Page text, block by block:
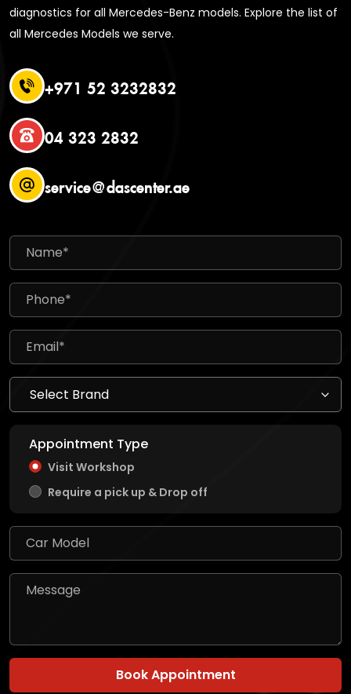
diagnostics for all Mercedes-Benz models. Explore the list of
all Mercedes Models we serve.
+971 52 3232832
04 323 2832
service@dascenter.ae
Appointment Type
Visit Workshop
Require a pick up & Drop off
Book Appointment